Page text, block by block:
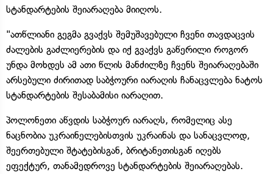
სტანდარტების შეიარაღება მიიღოს.
"ათწლიანი გეგმა გვაქვს შემუშავებული ჩვენი თავდაცვის
ძალების გაძლიერების და იქ გვაქვს გაწერილი როგორ
უნდა მოხდეს ამ ათი წლის მანძილზე ჩვენს შეიარაღებაში
არსებული ძირითად საბჭოური იარაღის ჩანაცვლება ნატოს
სტანდარტების შესაბამისი იარაღით.
პოლონეთი აწვდის საბჭოურ იარაღს, რომელიც ასე
ნაცნობია უკრაინელებისთვის უკრაინას და სანაცვლოდ,
შეერთებული შტატებისგან, ბრიტანეთისგან იღებს
ეფექტურ, თანამედროვე სტანდარტების შეიარაღებას.